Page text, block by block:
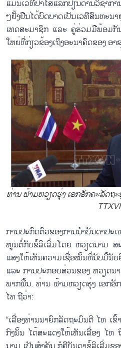
ແມ່ນ​ເວ​ທີ​ປາ​ໄສ​ແລກ​ປ່ຽນດ້ານ​ວິ​ຊາ​ກ
ໆ​ຢັ້ງ​ຢືນ​ໄດ້​ບົດ​ບາດ​ເປັນ​ເວ​ທີ​ສົນ​ທ
ເທດ​ສະ​ມາ​ຊິກ ແລະ ຄູ່​ຮ່ວມ​ມື​ພ້ອມ​ກັ
ໃຫຍ່​ທີ່​ກ່ຽວ​ຂ້ອງ​ເຖິງ​ອະ​ນາ​ຄົດ​ຂອງ ອາ​
ທ່ານ ຟ້າມ​ຫວຽດ​ຮຸ່ງ ເອກ​ອັກ​ຄະ​ລັດ​ຖ
ການ​ປະ​ກົດ​ຕົວ​ຂອງ​ການ​ນຳ​ບັນ​ດາ​ປະ​
ໜູນ​ຕໍ່​ກັບ​ຂໍ້​ລິ​ເລີ່ມ​ໂດຍ ຫວຽດ​ນາມ ສ
ແສງ​ໃຫ້​ເຫັນ​ຄວາມ​ເຊື່ອ​ໝັ້ນ​ທີ່​ນັບ​ມື້​ນັ
ແລະ ການ​ປະ​ກອບ​ສ່ວນ​ຂອງ​ ຫວຽດ​
ພາກ​ພື້ນ. ທ່ານ ຟ້າມ​ຫວຽດ​ຮຸ່ງ ເອກ​
ໄທ ຖື​ວ່າ:
“ເລື່ອງ​ທ່ານ​ນາ​ຍົກ​ລັດ​ຖະ​ມົນ​ຕີ​ ໄທ ເ
ກົງ​ນ​ັ້ນ ໄດ້​ສະ​ແດງ​ໃຫ້​ເຫັນ​ເລື່ອງ ໄ